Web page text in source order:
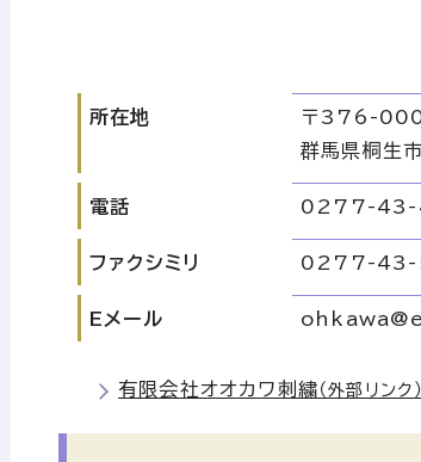
所在地
〒376-
群馬県桐生
電話 0277-43-
ファクシミリ 0277-43-
Eメール
有限会社オオカワ刺繍 （外部リンク）